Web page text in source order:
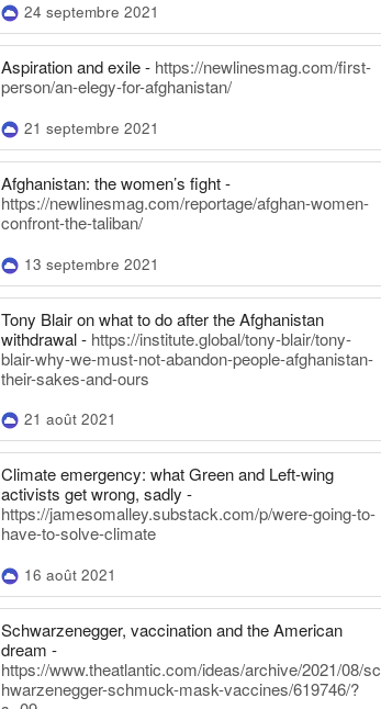
24 septembre 2021
Aspiration and exile - https://newlinesmag.com/first-
person/an-elegy-for-afghanistan/
21 septembre 2021
Afghanistan: the women’s fight -
https://newlinesmag.com/reportage/afghan-women-
confront-the-taliban/
13 septembre 2021
Tony Blair on what to do after the Afghanistan
withdrawal - https://institute.global/tony-blair/tony-
blair-why-we-must-not-abandon-people-afghanistan-
their-sakes-and-ours
21 août 2021
Climate emergency: what Green and Left-wing
activists get wrong, sadly -
https://jamesomalley.substack.com/p/were-going-to-
have-to-solve-climate
16 août 2021
Schwarzenegger, vaccination and the American
dream -
https://www.theatlantic.com/ideas/archive/2021/08/sc
hwarzenegger-schmuck-mask-vaccines/619746/?